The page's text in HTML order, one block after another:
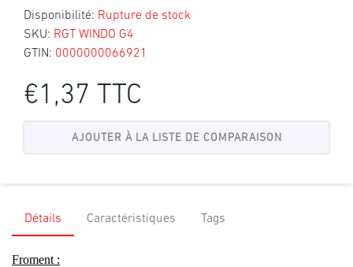
Disponibilité: Rupture de stock
SKU: RGT WINDO G4
GTIN: 0000000066921
€1,37 TTC
Détails Caractéristiques Tags
Froment :